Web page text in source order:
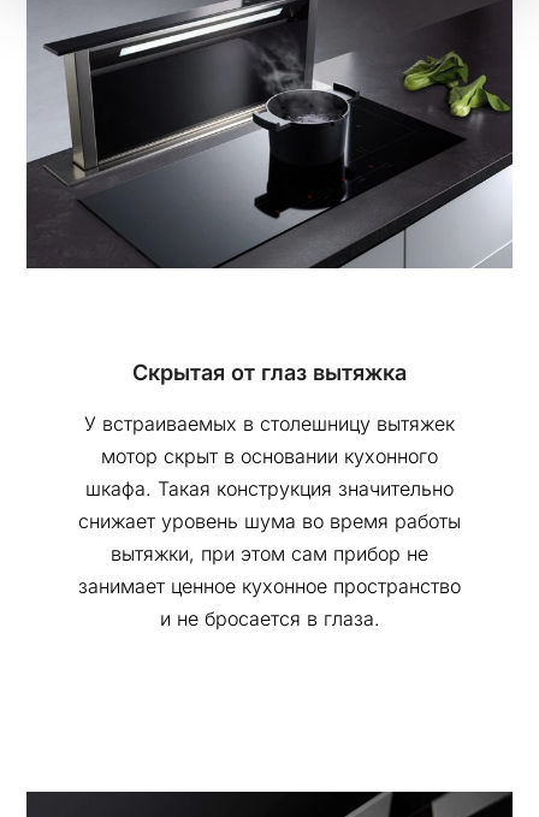
Скрытая от глаз вытяжка
У встраиваемых в столешницу вытяжек
мотор скрыт в основании кухонного
шкафа. Такая конструкция значительно
снижает уровень шума во время работы
вытяжки, при этом сам прибор не
занимает ценное кухонное пространство
и не бросается в глаза.